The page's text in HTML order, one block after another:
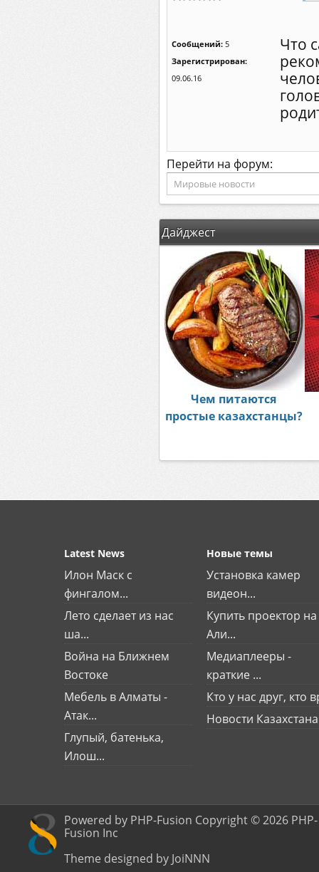
Сообщений: 5
Зарегистрирован:
09.06.16
Что
Перейти на форум:
Дайджест
Чем питаются
простые казахстанцы?
Latest News
Илон Маск с
фингалом...
Лето сделает из нас
ша...
Война на Ближнем
Востоке
Мебель в Алматы -
Атак...
Глупый, батенька,
Илош...
Новые темы
Установка камер
видеон...
Купить проектор на
Али...
Медиаплееры -
краткие ...
Кто у нас друг, кто
Новости Казахстана
Powered by PHP-Fusion Copyright © 2026 PHP-
Fusion Inc
Theme designed by JoiNNN